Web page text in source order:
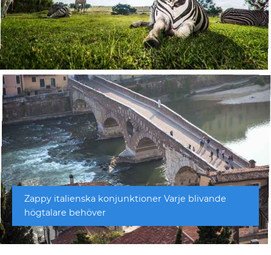
Zappy italienska konjunktioner Varje blivande
högtalare behöver